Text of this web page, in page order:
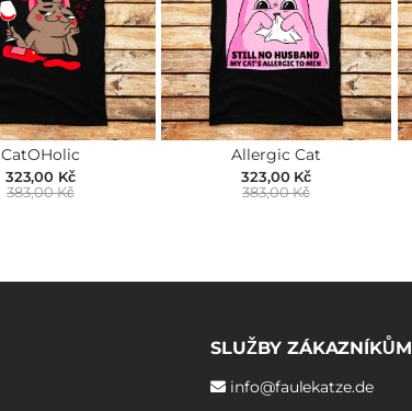
CatOHolic
323,00 Kč
383,00 Kč
Allergic Cat
323,00 Kč
383,00 Kč
SLUŽBY ZÁKAZNÍKŮM
info@faulekatze.de